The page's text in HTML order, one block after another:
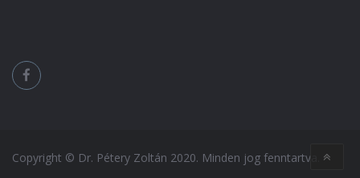
Copyright © Dr. Pétery Zoltán 2020. Minden jog fenntartva.